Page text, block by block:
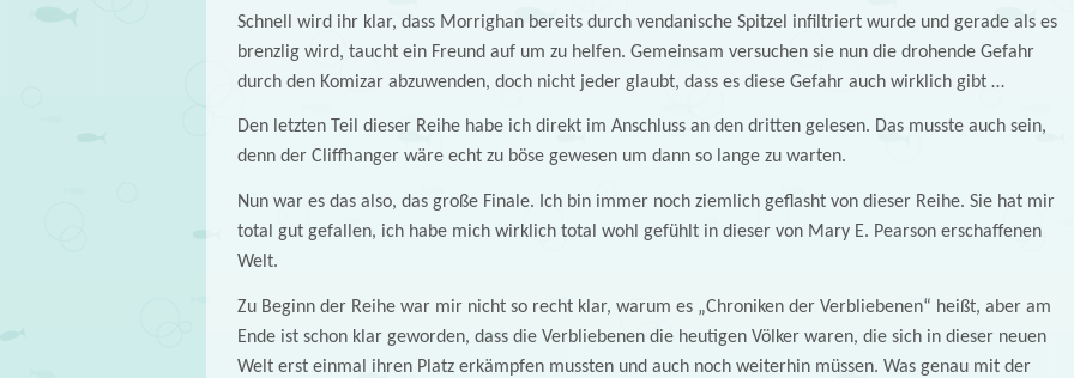
Schnell wird ihr klar, dass Morrighan bereits durch vendanische Spitzel infiltriert wurde und gerade als es
brenzlig wird, taucht ein Freund auf um zu helfen. Gemeinsam versuchen sie nun die drohende Gefahr
durch den Komizar abzuwenden, doch nicht jeder glaubt, dass es diese Gefahr auch wirklich gibt …
Den letzten Teil dieser Reihe habe ich direkt im Anschluss an den dritten gelesen. Das musste auch sein,
denn der Cliffhanger wäre echt zu böse gewesen um dann so lange zu warten.
Nun war es das also, das große Finale. Ich bin immer noch ziemlich geflasht von dieser Reihe. Sie hat mir
total gut gefallen, ich habe mich wirklich total wohl gefühlt in dieser von Mary E. Pearson erschaffenen
Welt.
Zu Beginn der Reihe war mir nicht so recht klar, warum es „Chroniken der Verbliebenen“ heißt, aber am
Ende ist schon klar geworden, dass die Verbliebenen die heutigen Völker waren, die sich in dieser neuen
Welt erst einmal ihren Platz erkämpfen mussten und auch noch weiterhin müssen. Was genau mit der